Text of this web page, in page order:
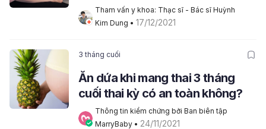
chuyển dạ
Tham vấn y khoa: Thạc sĩ - Bác sĩ Huỳnh
Kim Dung • 17/12/2021
3 tháng cuối
Ăn dứa khi mang thai 3 tháng
cuối thai kỳ có an toàn không?
Thông tin kiểm chứng bởi Ban biên tập
MarryBaby • 24/11/2021